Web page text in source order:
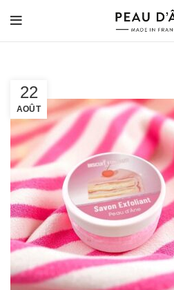
22
AOÛT